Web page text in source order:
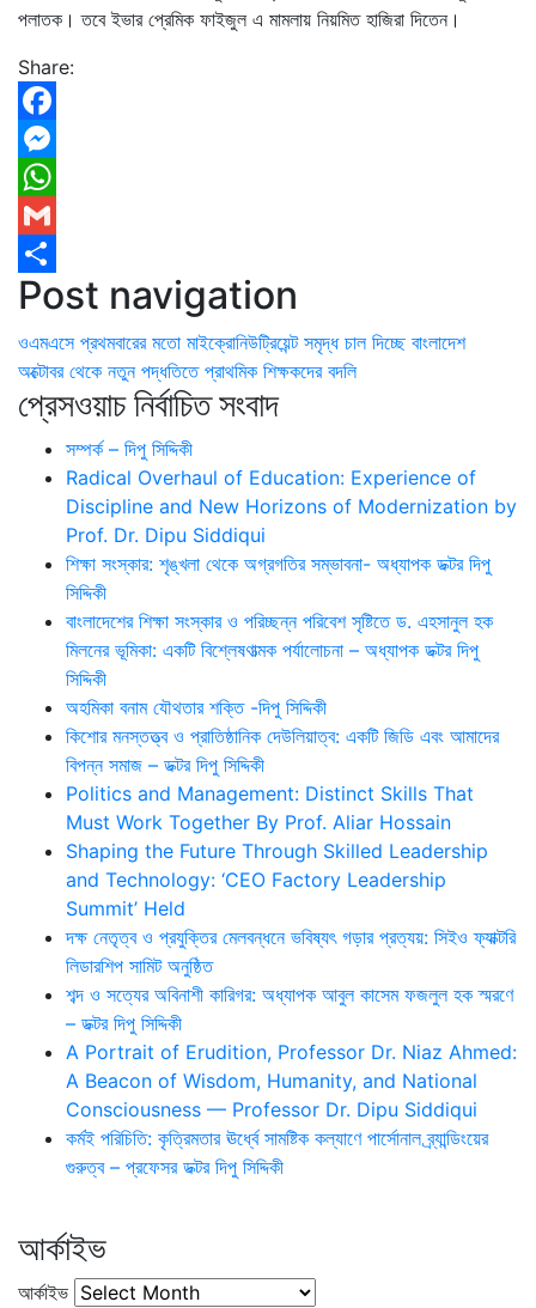
পলাতক। তবে ইভার প্রেমিক ফাইজুল এ মামলায় নিয়মিত হাজিরা দিতেন।
Share:
Facebook
Messenger
WhatsApp
Gmail
Share
Post navigation
ওএমএসে প্রথমবারের মতো মাইক্রোনিউট্রিয়েন্ট সমৃদ্ধ চাল দিচ্ছে বাংলাদেশ
অক্টোবর থেকে নতুন পদ্ধতিতে প্রাথমিক শিক্ষকদের বদলি
প্রেসওয়াচ নির্বাচিত সংবাদ
সম্পর্ক – দিপু সিদ্দিকী
Radical Overhaul of Education: Experience of
Discipline and New Horizons of Modernization by
Prof. Dr. Dipu Siddiqui
শিক্ষা সংস্কার: শৃঙ্খলা থেকে অগ্রগতির সম্ভাবনা- অধ্যাপক ডক্টর দিপু
সিদ্দিকী
বাংলাদেশের শিক্ষা সংস্কার ও পরিচ্ছন্ন পরিবেশ সৃষ্টিতে ড. এহসানুল হক
মিলনের ভূমিকা: একটি বিশ্লেষণাত্মক পর্যালোচনা – অধ্যাপক ডক্টর দিপু
সিদ্দিকী
অহমিকা বনাম যৌথতার শক্তি -দিপু সিদ্দিকী
কিশোর মনস্তত্ত্ব ও প্রাতিষ্ঠানিক দেউলিয়াত্ব: একটি জিডি এবং আমাদের
বিপন্ন সমাজ – ডক্টর দিপু সিদ্দিকী
Politics and Management: Distinct Skills That
Must Work Together By Prof. Aliar Hossain
Shaping the Future Through Skilled Leadership
and Technology: ‘CEO Factory Leadership
Summit’ Held
দক্ষ নেতৃত্ব ও প্রযুক্তির মেলবন্ধনে ভবিষ্যৎ গড়ার প্রত্যয়: সিইও ফ্যাক্টরি
লিডারশিপ সামিট অনুষ্ঠিত
শব্দ ও সত্যের অবিনাশী কারিগর: অধ্যাপক আবুল কাসেম ফজলুল হক স্মরণে
– ডক্টর দিপু সিদ্দিকী
A Portrait of Erudition, Professor Dr. Niaz Ahmed:
A Beacon of Wisdom, Humanity, and National
Consciousness — Professor Dr. Dipu Siddiqui
কর্মই পরিচিতি: কৃত্রিমতার ঊর্ধ্বে সামষ্টিক কল্যাণে পার্সোনাল ব্র্যান্ডিংয়ের
গুরুত্ব – প্রফেসর ডক্টর দিপু সিদ্দিকী
আর্কাইভ
আর্কাইভ